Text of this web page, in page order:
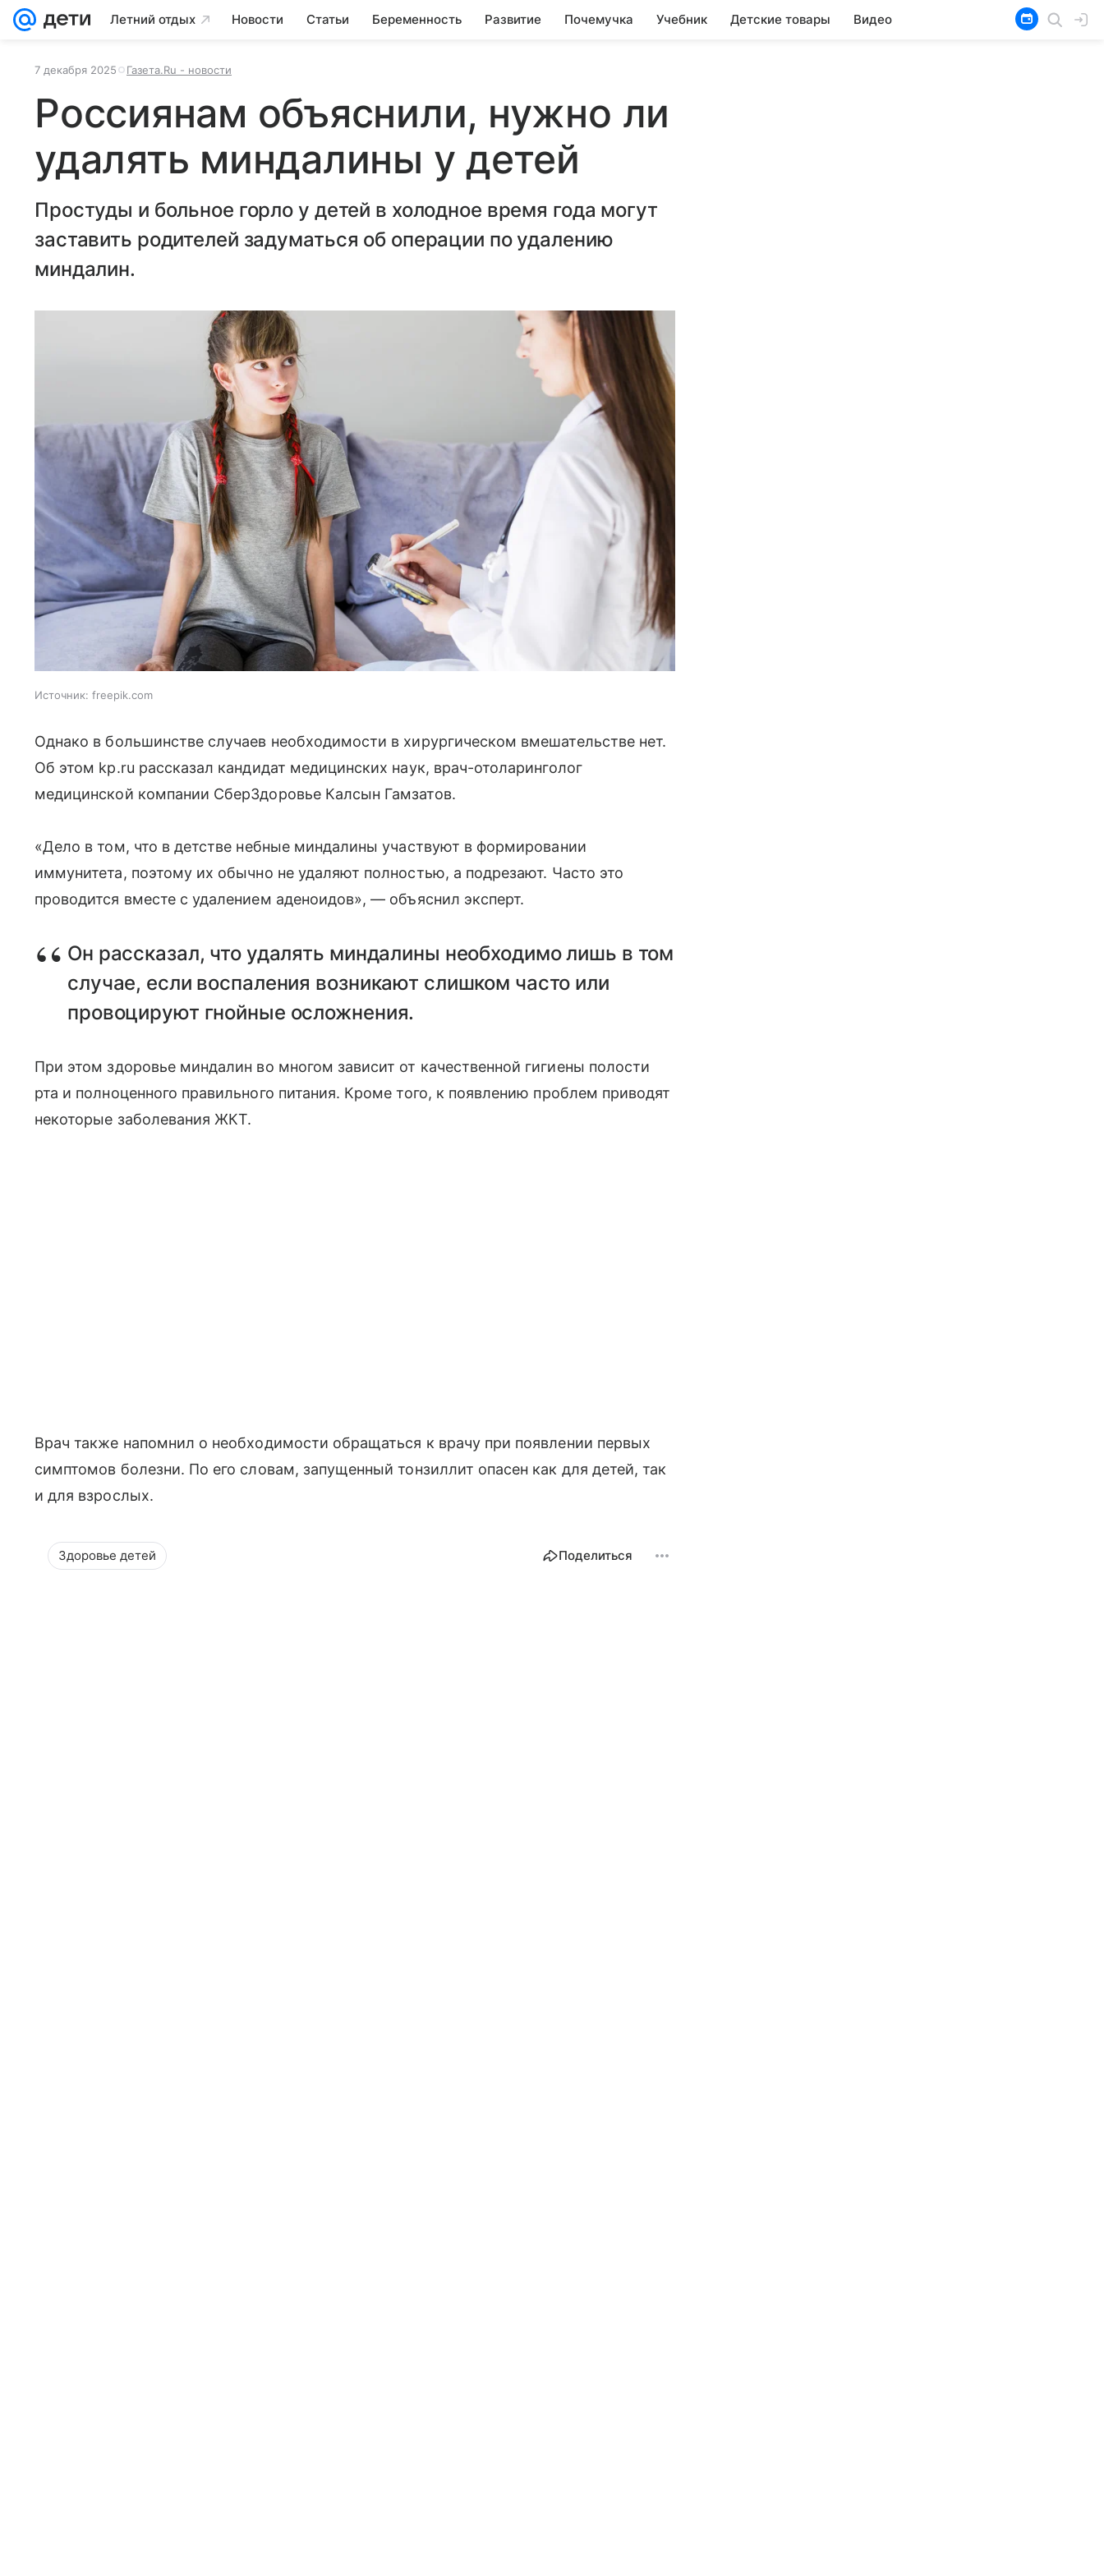
Летний отдых Новости Статьи Беременность Развитие Почемучка Учебник Детские товары Видео
7 декабря 2025 Газета.Ru - новости
Россиянам объяснили, нужно ли
удалять миндалины у детей
Простуды и больное горло у детей в холодное время года могут
заставить родителей задуматься об операции по удалению
миндалин.
Источник: freepik.com
Однако в большинстве случаев необходимости в хирургическом вмешательстве нет.
Об этом kp.ru рассказал кандидат медицинских наук, врач-отоларинголог
медицинской компании СберЗдоровье Калсын Гамзатов.
«Дело в том, что в детстве небные миндалины участвуют в формировании
иммунитета, поэтому их обычно не удаляют полностью, а подрезают. Часто это
проводится вместе с удалением аденоидов», — объяснил эксперт.
Он рассказал, что удалять миндалины необходимо лишь в том
случае, если воспаления возникают слишком часто или
провоцируют гнойные осложнения.
При этом здоровье миндалин во многом зависит от качественной гигиены полости
рта и полноценного правильного питания. Кроме того, к появлению проблем приводят
некоторые заболевания ЖКТ.
Врач также напомнил о необходимости обращаться к врачу при появлении первых
симптомов болезни. По его словам, запущенный тонзиллит опасен как для детей, так
и для взрослых.
Здоровье детей Поделиться